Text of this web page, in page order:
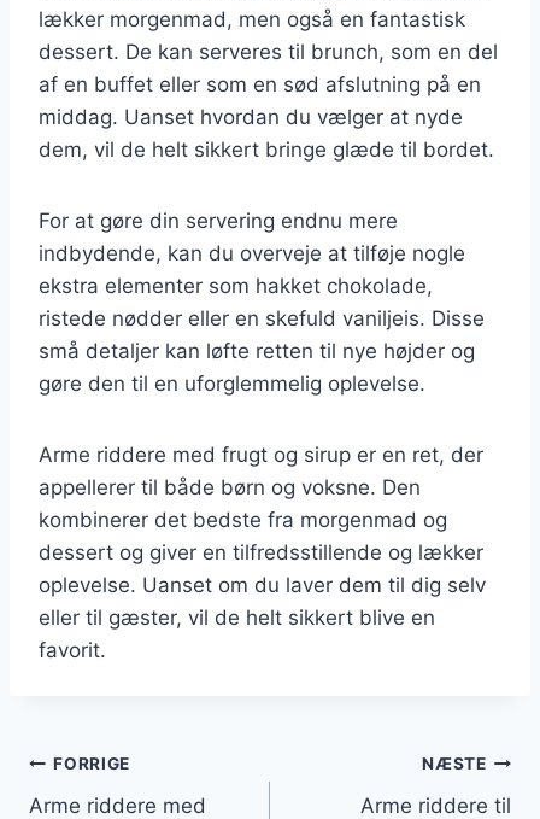
lækker morgenmad, men også en fantastisk
dessert. De kan serveres til brunch, som en del
af en buffet eller som en sød afslutning på en
middag. Uanset hvordan du vælger at nyde
dem, vil de helt sikkert bringe glæde til bordet.
For at gøre din servering endnu mere
indbydende, kan du overveje at tilføje nogle
ekstra elementer som hakket chokolade,
ristede nødder eller en skefuld vaniljeis. Disse
små detaljer kan løfte retten til nye højder og
gøre den til en uforglemmelig oplevelse.
Arme riddere med frugt og sirup er en ret, der
appellerer til både børn og voksne. Den
kombinerer det bedste fra morgenmad og
dessert og giver en tilfredsstillende og lækker
oplevelse. Uanset om du laver dem til dig selv
eller til gæster, vil de helt sikkert blive en
favorit.
Indlægsnavigation
FORRIGE
Arme riddere med
NÆSTE
Arme riddere til